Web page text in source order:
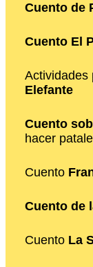
Cuento de
Cuento El
Actividades
Elefante
Cuento
hacer
Cuento
Cuento de
Cuento La